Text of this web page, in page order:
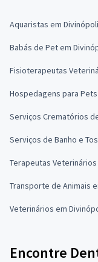
Aquaristas em
Babás de Pet em
Fisioterapeutas
Hospedagens para
Serviços Crematórios
Serviços de Banho e
Terapeutas
Transporte de Animais
Veterinários em
Encontre